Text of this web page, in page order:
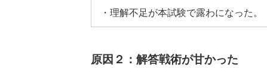
・理解不足が本試験で露わになった。
原因２：解答戦術が甘かった